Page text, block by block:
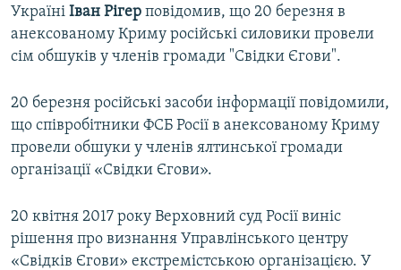
Україні Іван Рігер повідомив, що 20 березня в
анексованому Криму російські силовики провели
сім обшуків у членів громади "Свідки Єгови".
20 березня російські засоби інформації повідомили,
що співробітники ФСБ Росії в анексованому Криму
провели обшуки у членів ялтинської громади
організації «Свідки Єгови».
20 квітня 2017 року Верховний суд Росії виніс
рішення про визнання Управлінського центру
«Свідків Єгови» екстремістською організацією. У